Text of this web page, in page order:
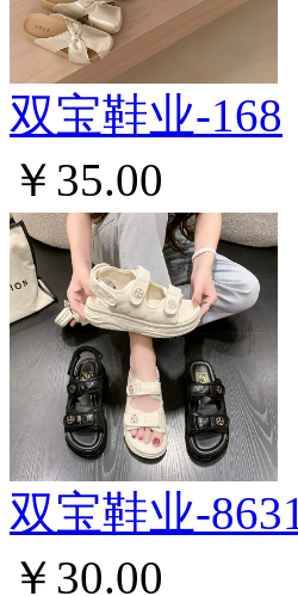
双宝鞋业-168
￥35.00
双宝鞋业-
￥30.00